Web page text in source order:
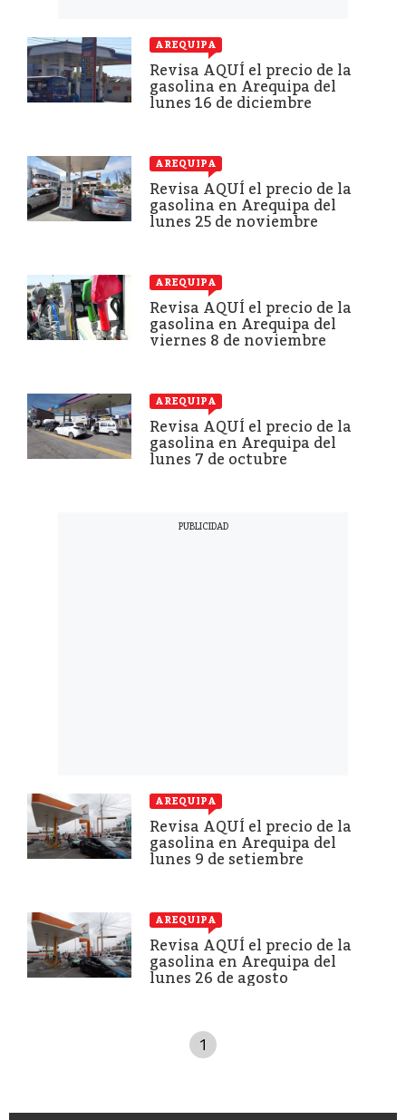
AREQUIPA
Revisa AQUÍ el precio de la
gasolina en Arequipa del
lunes 16 de diciembre
AREQUIPA
Revisa AQUÍ el precio de la
gasolina en Arequipa del
lunes 25 de noviembre
AREQUIPA
Revisa AQUÍ el precio de la
gasolina en Arequipa del
viernes 8 de noviembre
AREQUIPA
Revisa AQUÍ el precio de la
gasolina en Arequipa del
lunes 7 de octubre
AREQUIPA
Revisa AQUÍ el precio de la
gasolina en Arequipa del
lunes 9 de setiembre
AREQUIPA
Revisa AQUÍ el precio de la
gasolina en Arequipa del
lunes 26 de agosto
1